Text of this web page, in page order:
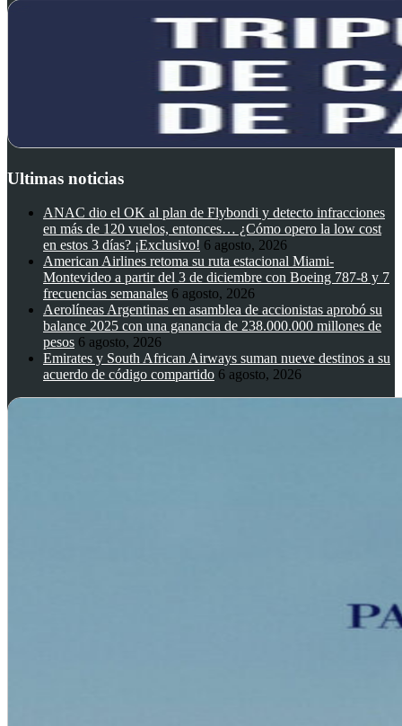
Ultimas noticias
ANAC dio el OK al plan de Flybondi y detecto infracciones
en más de 120 vuelos, entonces… ¿Cómo opero la low cost
en estos 3 días? ¡Exclusivo! 6 agosto, 2026
American Airlines retoma su ruta estacional Miami-
Montevideo a partir del 3 de diciembre con Boeing 787-8 y 7
frecuencias semanales 6 agosto, 2026
Aerolíneas Argentinas en asamblea de accionistas aprobó su
balance 2025 con una ganancia de 238.000.000 millones de
pesos 6 agosto, 2026
Emirates y South African Airways suman nueve destinos a su
acuerdo de código compartido 6 agosto, 2026